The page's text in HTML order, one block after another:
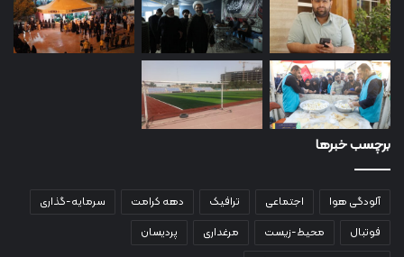
برچسب خبرها
آلودگی هوا اجتماعی ترافیک دهه کرامت
سرمایه-گذاری
فوتبال
محیط-زیست مرغداری
پردیسان